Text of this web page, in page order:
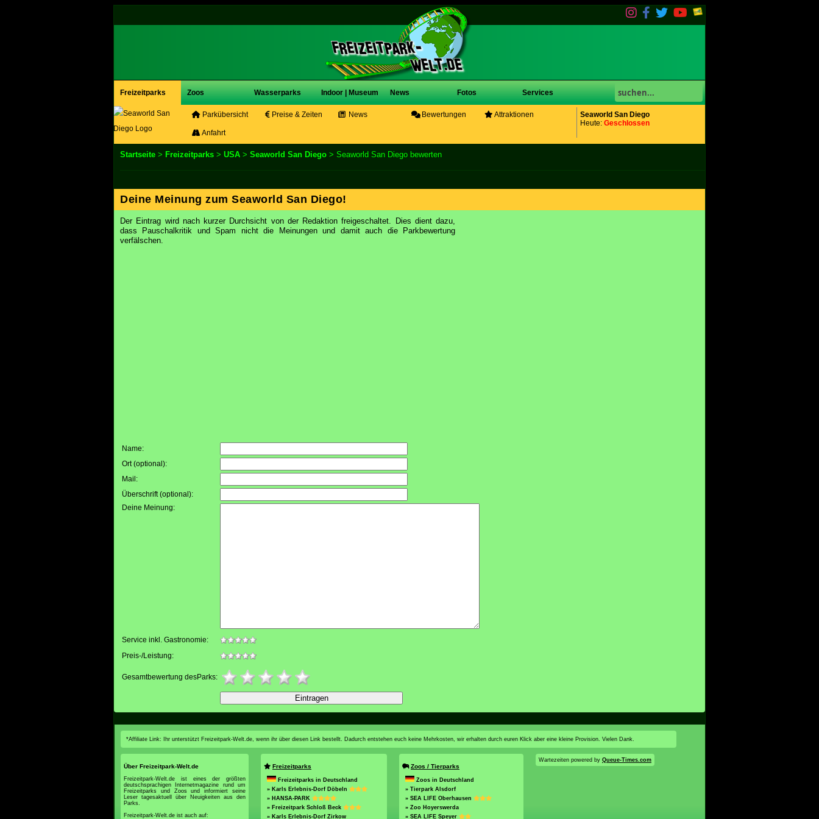
Freizeitparks Zoos Wasserparks Indoor | Museum News Fotos Services
Seaworld San Diego
Heute: Geschlossen
Parkübersicht Preise & Zeiten News Bewertungen Attraktionen
Anfahrt
Startseite > Freizeitparks > USA > Seaworld San Diego > Seaworld San Diego bewerten
Deine Meinung zum Seaworld San Diego!
Der Eintrag wird nach kurzer Durchsicht von der Redaktion freigeschaltet. Dies dient dazu,
dass Pauschalkritik und Spam nicht die Meinungen und damit auch die Parkbewertung
verfälschen.
Name:
Ort (optional):
Mail:
Überschrift (optional):
Deine Meinung:
Service inkl. Gastronomie:
Preis-/Leistung:
Gesamtbewertung desParks:
*Affiliate Link: Ihr unterstützt Freizeitpark-Welt.de, wenn ihr über diesen Link bestellt. Dadurch entstehen euch keine Mehrkosten, wir erhalten durch euren Klick aber eine kleine Provision. Vielen Dank.
Über Freizeitpark-Welt.de
Freizeitpark-Welt.de ist eines der größten
deutschsprachigen Internetmagazine rund um
Freizeitparks und Zoos und informiert seine
Leser tagesaktuell über Neuigkeiten aus den
Parks.
Freizeitpark-Welt.de ist auch auf:
Freizeitparks
Freizeitparks in Deutschland
» Karls Erlebnis-Dorf Döbeln
» HANSA-PARK
» Freizeitpark Schloß Beck
» Karls Erlebnis-Dorf Zirkow
Zoos / Tierparks
Zoos in Deutschland
» Tierpark Alsdorf
» SEA LIFE Oberhausen
» Zoo Hoyerswerda
» SEA LIFE Speyer
Wartezeiten powered by Queue-Times.com